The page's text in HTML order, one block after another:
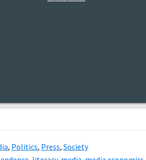
, Politics, Press, Society